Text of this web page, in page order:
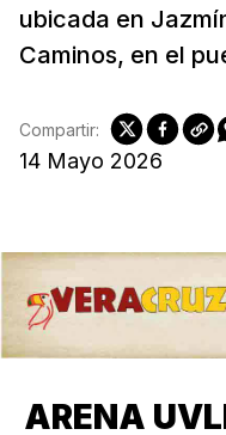
ubicada en
Caminos, en el
14 Mayo 2026
Compartir:
ARENA